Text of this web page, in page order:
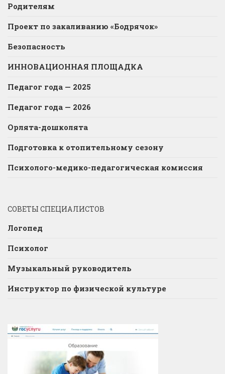
Родителям
Проект по закаливанию «Бодрячок»
Безопасность
ИННОВАЦИОННАЯ ПЛОЩАДКА
Педагог года — 2025
Педагог года — 2026
Орлята-дошколята
Подготовка к отопительному сезону
Психолого-медико-педагогическая комиссия
СОВЕТЫ СПЕЦИАЛИСТОВ
Логопед
Психолог
Музыкальный руководитель
Инструктор по физической культуре